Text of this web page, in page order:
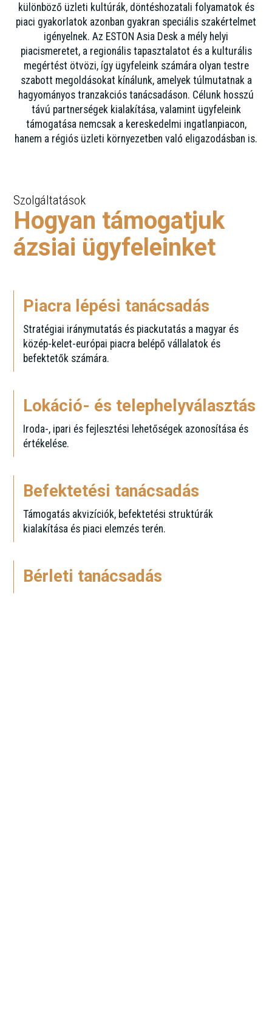
különböző üzleti kultúrák, döntéshozatali folyamatok és
piaci gyakorlatok azonban gyakran speciális szakértelmet
igényelnek. Az ESTON Asia Desk a mély helyi
piacismeretet, a regionális tapasztalatot és a kulturális
megértést ötvözi, így ügyfeleink számára olyan testre
szabott megoldásokat kínálunk, amelyek túlmutatnak a
hagyományos tranzakciós tanácsadáson. Célunk hosszú
távú partnerségek kialakítása, valamint ügyfeleink
támogatása nemcsak a kereskedelmi ingatlanpiacon,
hanem a régiós üzleti környezetben való eligazodásban is.
Szolgáltatások
Hogyan támogatjuk
ázsiai ügyfeleinket
Piacra lépési tanácsadás
Stratégiai iránymutatás és piackutatás a magyar és
közép-kelet-európai piacra belépő vállalatok és
befektetők számára.
Lokáció- és telephelyválasztás
Iroda-, ipari és fejlesztési lehetőségek azonosítása és
értékelése.
Befektetési tanácsadás
Támogatás akvizíciók, befektetési struktúrák
kialakítása és piaci elemzés terén.
Bérleti tanácsadás